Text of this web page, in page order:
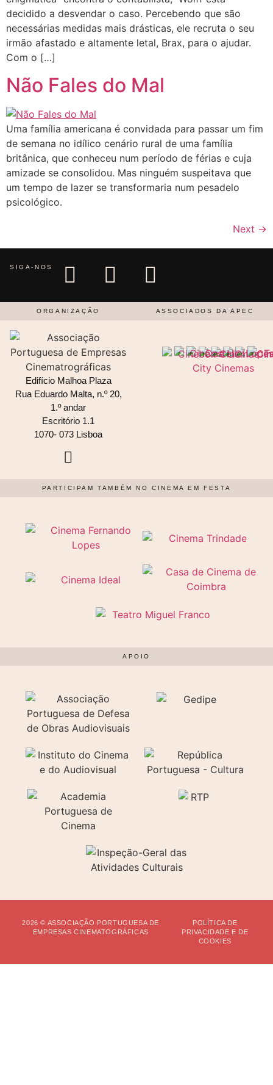
decidido a desvendar o caso. Percebendo que são
necessárias medidas mais drásticas, ele recruta o seu
irmão afastado e altamente letal, Brax, para o ajudar.
Com o […]
Não Fales do Mal
Uma família americana é convidada para passar um fim
de semana no idílico cenário rural de uma família
britânica, que conheceu num período de férias e cuja
amizade se consolidou. Mas ninguém suspeitava que
um tempo de lazer se transformaria num pesadelo
psicológico.
Next →
SIGA-NOS
ORGANIZAÇÃO
Edifício Malhoa Plaza
Rua Eduardo Malta, n.º 20,
1.º andar
Escritório 1.1
1070- 073 Lisboa
ASSOCIADOS DA APEC
PARTICIPAM TAMBÉM NO CINEMA EM FESTA
APOIO
2026 © ASSOCIAÇÃO PORTUGUESA DE
EMPRESAS CINEMATOGRÁFICAS
POLÍTICA DE
PRIVACIDADE E DE
COOKIES